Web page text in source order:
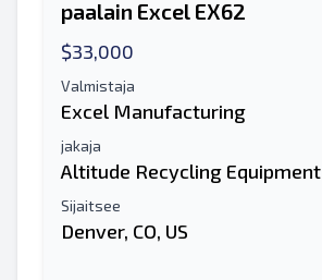
paalain Excel EX62
$33,000
Valmistaja
Excel Manufacturing
jakaja
Altitude Recycling Equipment
Sijaitsee
Denver, CO, US